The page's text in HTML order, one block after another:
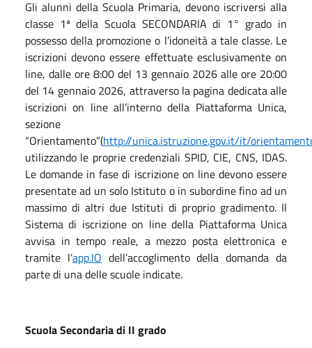
Gli alunni della Scuola Primaria, devono iscriversi alla
classe 1ª della Scuola SECONDARIA di 1° grado in
possesso della promozione o l’idoneità a tale classe. Le
iscrizioni devono essere effettuate esclusivamente on
line, dalle ore 8:00 del 13 gennaio 2026 alle ore 20:00
del 14 gennaio 2026, attraverso la pagina dedicata alle
iscrizioni on line all’interno della Piattaforma Unica,
sezione
“Orientamento”(http://unica.istruzione.gov.it/it/
utilizzando le proprie credenziali SPID, CIE, CNS, IDAS.
Le domande in fase di iscrizione on line devono essere
presentate ad un solo Istituto o in subordine fino ad un
massimo di altri due Istituti di proprio gradimento. Il
Sistema di iscrizione on line della Piattaforma Unica
avvisa in tempo reale, a mezzo posta elettronica e
tramite l’app.IO dell’accoglimento della domanda da
parte di una delle scuole indicate.
Scuola Secondaria di II grado